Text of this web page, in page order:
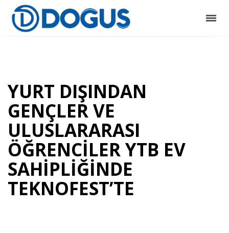
YURT DIŞINDAN
GENÇLER VE
ULUSLARARASI
ÖĞRENCİLER YTB EV
SAHİPLİĞİNDE
TEKNOFEST’TE